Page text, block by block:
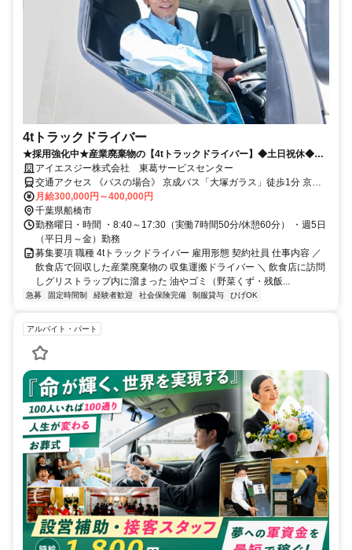
4tトラックドライバー
★採用強化中★産業廃棄物の【4tトラックドライバー】◆土日祝休◆日
勤◆月収30万以上／最低保証有
アイエスジー株式会社 東葛サービスセンター
交通アクセス 《バスの場合》 京成バス「大塚ガラス」徒歩1分 京成
バス千葉セントラル「エステ・シティ」徒歩5分 《車の場合》 武蔵野
線 船橋法典駅 車5分 東武野田線 馬込沢駅 車6分 東武野田線 塚田駅 車
8分
月給300,000円～400,000円
千葉県船橋市
勤務曜日・時間 ・8:40～17:30（実働7時間50分/休憩60分） ・週5日
（平日月～金）勤務
募集要項 職種 4tトラックドライバー 雇用形態 契約社員 仕事内容 ／
飲食店で回収した産業廃棄物の 収集運搬ドライバー ＼ 飲食店に訪問
しグリストラップ内に溜まった 油やゴミ（野菜くず・残飯...
急募 固定時間制 経験者歓迎 社会保険完備 制服貸与 ひげOK
アルバイト・パート